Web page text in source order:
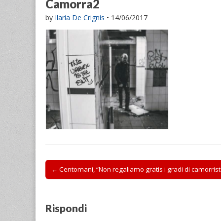
Camorra2
by Ilaria De Crignis • 14/06/2017
Post
navigation
← Centomani, “Non regaliamo gratis i gradi di
Rispondi